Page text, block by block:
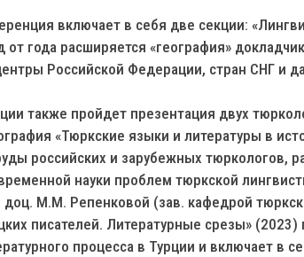
включает в себя две секции:
от года расширяется «география»
Российской Федерации, стран СНГ и
также пройдет презентация двух
«Тюркские языки и литературы в
российских и зарубежных тюркологов,
науки проблем тюркской
М.М. Репенковой (зав. кафедрой
писателей. Литературные срезы»
процесса в Турции и включает в